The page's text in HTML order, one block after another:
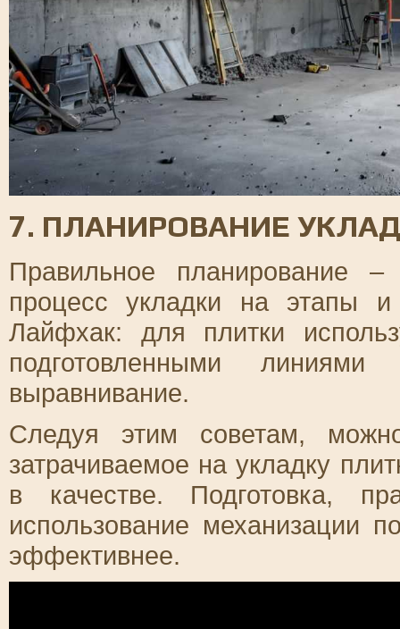
7. ПЛАНИРОВАНИЕ
Правильное планирование
процесс укладки на этапы и
Лайфхак: для плитки
подготовленными
выравнивание.
Следуя этим советам,
затрачиваемое на укладку
в качестве. Подготовка,
использование механизации
эффективнее.